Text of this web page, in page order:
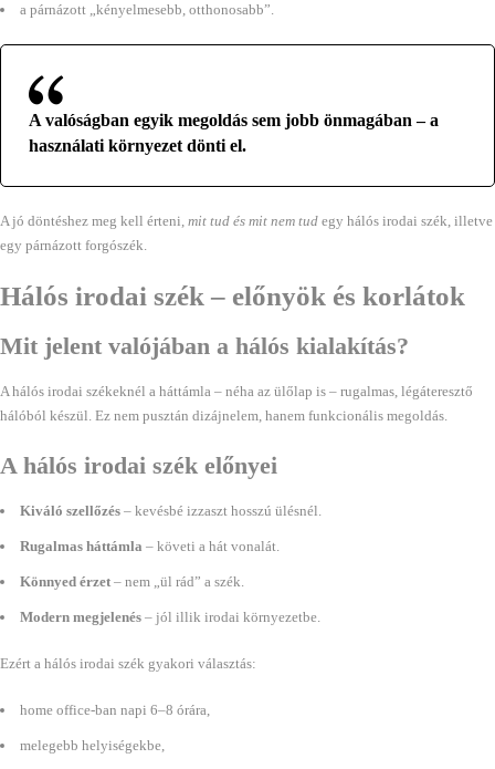
a párnázott „kényelmesebb, otthonosabb”.
A valóságban egyik megoldás sem jobb önmagában – a
használati környezet dönti el.
A jó döntéshez meg kell érteni, mit tud és mit nem tud egy hálós irodai szék, illetve
egy párnázott forgószék.
Hálós irodai szék – előnyök és korlátok
Mit jelent valójában a hálós kialakítás?
A hálós irodai székeknél a háttámla – néha az ülőlap is – rugalmas, légáteresztő
hálóból készül. Ez nem pusztán dizájnelem, hanem funkcionális megoldás.
A hálós irodai szék előnyei
Kiváló szellőzés – kevésbé izzaszt hosszú ülésnél.
Rugalmas háttámla – követi a hát vonalát.
Könnyed érzet – nem „ül rád” a szék.
Modern megjelenés – jól illik irodai környezetbe.
Ezért a hálós irodai szék gyakori választás:
home office-ban napi 6–8 órára,
melegebb helyiségekbe,